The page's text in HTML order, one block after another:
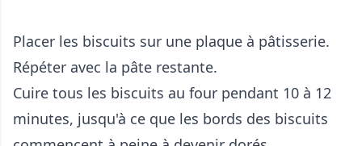
Placer les biscuits sur une plaque à pâtisserie.
Répéter avec la pâte restante.
Cuire tous les biscuits au four pendant 10 à 12
minutes, jusqu'à ce que les bords des biscuits